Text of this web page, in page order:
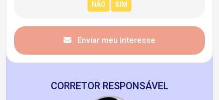
Enviar meu interesse
CORRETOR RESPONSÁVEL